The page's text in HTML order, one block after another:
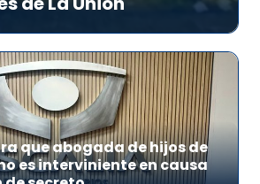
que abogada de hijos de
es interviniente en causa